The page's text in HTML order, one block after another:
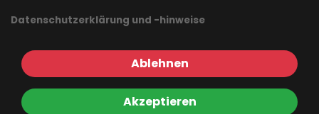
Datenschutz
Impressum
Datenschutzerklärung und -hinweise
Ablehnen
Akzeptieren